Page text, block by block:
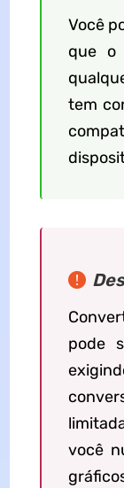
Você
que o
tem
pode
você